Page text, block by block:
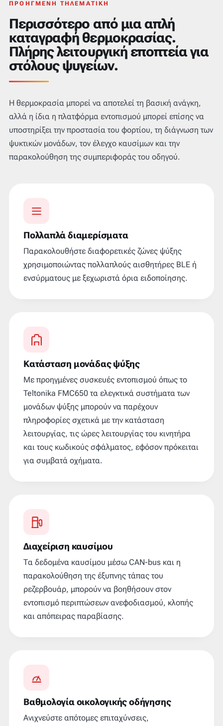
ΠΡΟΗΓΜΈΝΗ ΤΗΛΕΜΑΤΙΚΉ
Περισσότερο από μια απλή
καταγραφή θερμοκρασίας.
Πλήρης λειτουργική εποπτεία για
στόλους ψυγείων.
Η θερμοκρασία μπορεί να αποτελεί τη βασική ανάγκη,
αλλά η ίδια η πλατφόρμα εντοπισμού μπορεί επίσης να
υποστηρίξει την προστασία του φορτίου, τη διάγνωση των
ψυκτικών μονάδων, τον έλεγχο καυσίμων και την
παρακολούθηση της συμπεριφοράς του οδηγού.
Πολλαπλά διαμερίσματα
Παρακολουθήστε διαφορετικές ζώνες ψύξης
χρησιμοποιώντας πολλαπλούς αισθητήρες BLE ή
ενσύρματους με ξεχωριστά όρια ειδοποίησης.
Κατάσταση μονάδας ψύξης
Με προηγμένες συσκευές εντοπισμού όπως το
Teltonika FMC650 τα ελεγκτικά συστήματα των
μονάδων ψύξης μπορούν να παρέχουν
πληροφορίες σχετικά με την κατάσταση
λειτουργίας, τις ώρες λειτουργίας του κινητήρα
και τους κωδικούς σφάλματος, εφόσον πρόκειται
για συμβατά οχήματα.
Διαχείριση καυσίμου
Τα δεδομένα καυσίμου μέσω CAN-bus και η
παρακολούθηση της έξυπνης τάπας του
ρεζερβουάρ, μπορούν να βοηθήσουν στον
εντοπισμό περιπτώσεων ανεφοδιασμού, κλοπής
και απόπειρας παραβίασης.
Βαθμολογία οικολογικής οδήγησης
Ανιχνεύστε απότομες επιταχύνσεις,